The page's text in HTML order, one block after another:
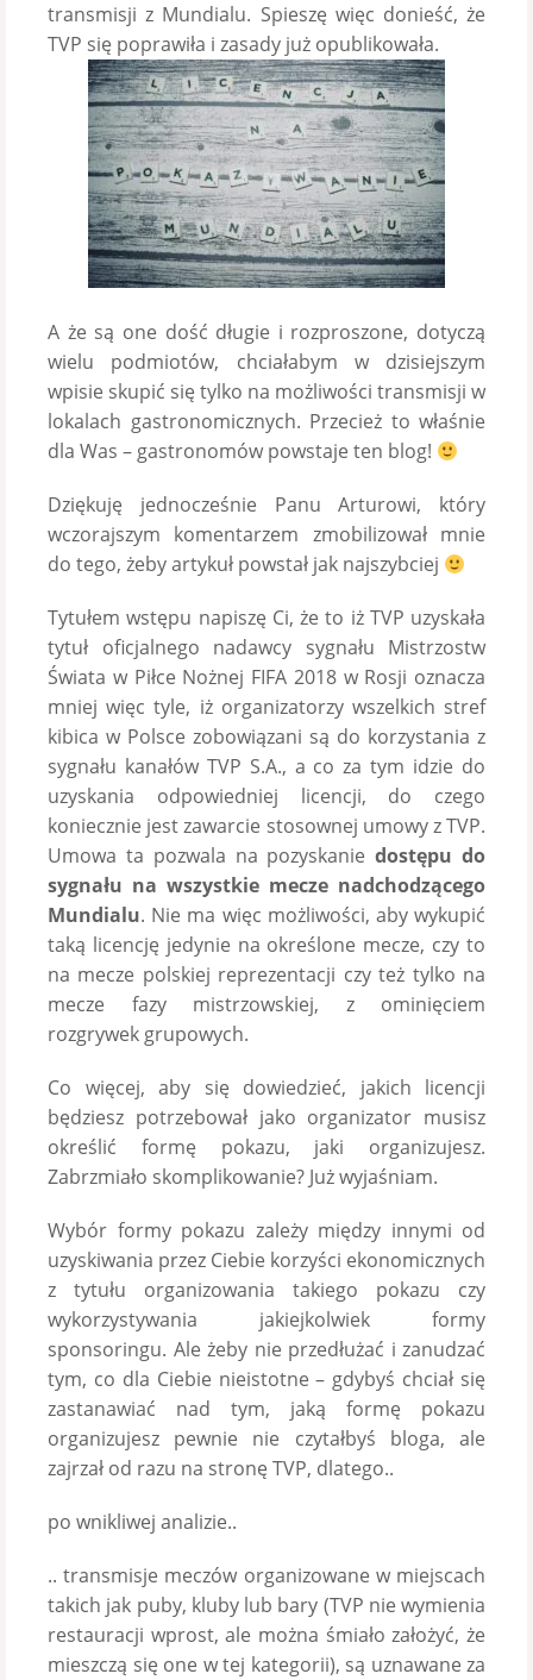
transmisji z Mundialu. Spieszę więc donieść, że
TVP się poprawiła i zasady już opublikowała.
A że są one dość długie i rozproszone, dotyczą
wielu podmiotów, chciałabym w dzisiejszym
wpisie skupić się tylko na możliwości transmisji w
lokalach gastronomicznych. Przecież to właśnie
dla Was – gastronomów powstaje ten blog!
Dziękuję jednocześnie Panu Arturowi, który
wczorajszym komentarzem zmobilizował mnie
do tego, żeby artykuł powstał jak najszybciej
Tytułem wstępu napiszę Ci, że to iż TVP uzyskała
tytuł oficjalnego nadawcy sygnału Mistrzostw
Świata w Piłce Nożnej FIFA 2018 w Rosji oznacza
mniej więc tyle, iż organizatorzy wszelkich stref
kibica w Polsce zobowiązani są do korzystania z
sygnału kanałów TVP S.A., a co za tym idzie do
uzyskania odpowiedniej licencji, do czego
koniecznie jest zawarcie stosownej umowy z TVP.
Umowa ta pozwala na pozyskaniedostępu do
sygnału na wszystkie mecze nadchodzącego
Mundialu. Nie ma więc możliwości, aby wykupić
taką licencję jedynie na określone mecze, czy to
na mecze polskiej reprezentacji czy też tylko na
mecze fazy mistrzowskiej, z ominięciem
rozgrywek grupowych.
Co więcej, aby się dowiedzieć, jakich licencji
będziesz potrzebował jako organizator musisz
określić formę pokazu, jaki organizujesz.
Zabrzmiało skomplikowanie? Już wyjaśniam.
Wybór formy pokazu zależy między innymi od
uzyskiwania przez Ciebie korzyści ekonomicznych
z tytułu organizowania takiego pokazu czy
wykorzystywania jakiejkolwiek formy
sponsoringu. Ale żeby nie przedłużać i zanudzać
tym, co dla Ciebie nieistotne – gdybyś chciał się
zastanawiać nad tym, jaką formę pokazu
organizujesz pewnie nie czytałbyś bloga, ale
zajrzał od razu na stronę TVP, dlatego..
po wnikliwej analizie..
.. transmisje meczów organizowane w miejscach
takich jak puby, kluby lub bary (TVP nie wymienia
restauracji wprost, ale można śmiało założyć, że
mieszczą się one w tej kategorii), są uznawane za